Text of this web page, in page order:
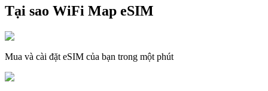
Tại sao WiFi Map eSIM
Mua và cài đặt eSIM của bạn trong một phút